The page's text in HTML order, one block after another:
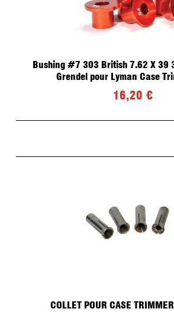
Bushing #7 303 British 7.62 X 39
Grendel pour Lyman Case
16,20 €
COLLET POUR CASE